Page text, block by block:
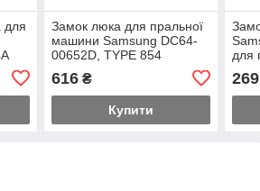
для
Замок люка для пральної
машини Samsung DC64-
00652D, TYPE 854
616₴
Купити
для
269